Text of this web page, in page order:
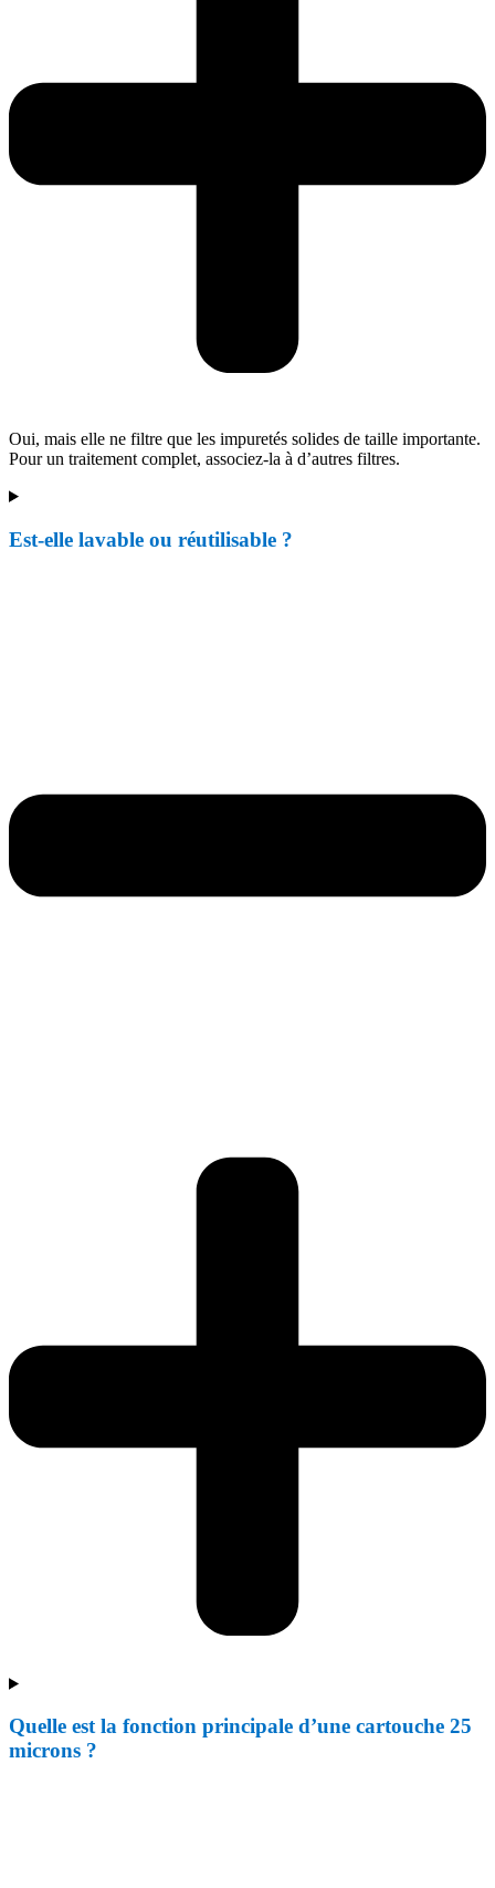
Oui, mais elle ne filtre que les impuretés solides de taille importante.
Pour un traitement complet, associez-la à d’autres filtres.
Est-elle lavable ou réutilisable ?
Quelle est la fonction principale d’une cartouche 25
microns ?